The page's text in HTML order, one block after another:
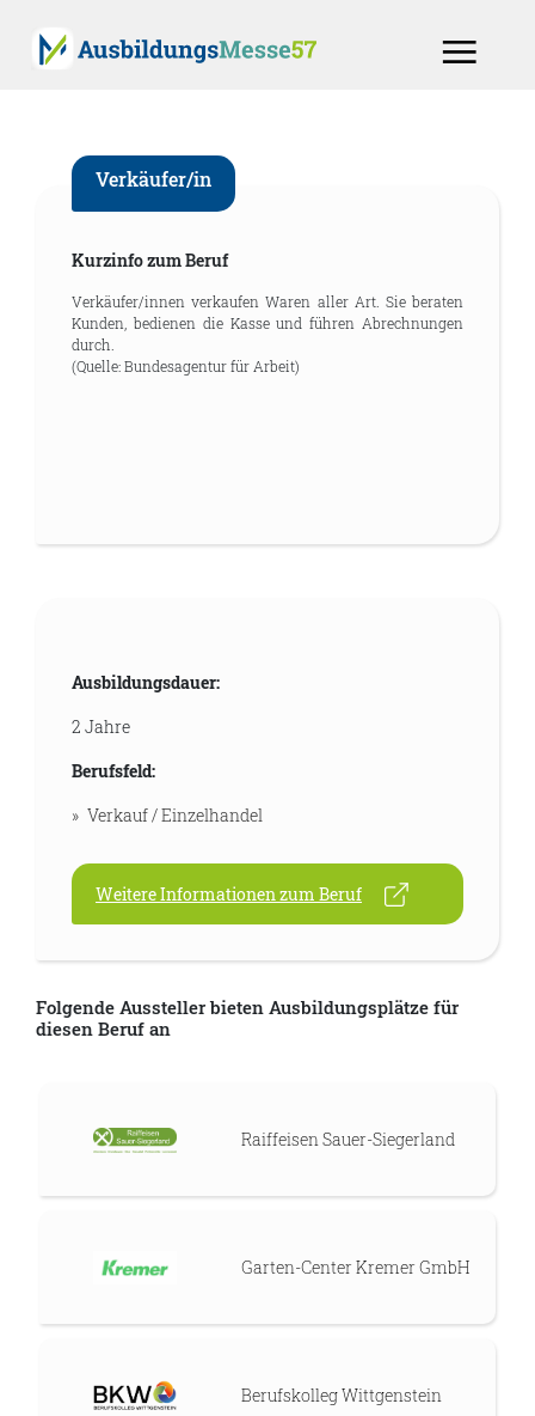
Verkäufer/in
Kurzinfo zum Beruf
Verkäufer/innen verkaufen Waren aller Art. Sie beraten
Kunden, bedienen die Kasse und führen Abrechnungen
durch.
(Quelle: Bundesagentur für Arbeit)
Ausbildungsdauer:
2 Jahre
Berufsfeld:
Verkauf / Einzelhandel
Weitere Informationen zum Beruf
Folgende Aussteller bieten Ausbildungsplätze für
diesen Beruf an
Raiffeisen Sauer-Siegerland
Garten-Center Kremer GmbH
Berufskolleg Wittgenstein